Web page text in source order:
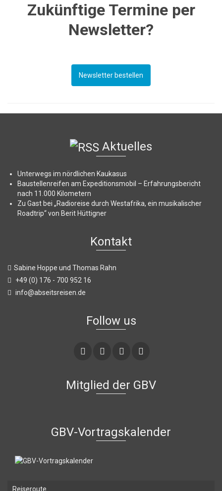
Zukünftige Termine per
Newsletter?
Newsletter bestellen
Aktuelles
Unterwegs im nördlichen Kaukasus
Baustellenreifen am Expeditionsmobil – Erfahrungsbericht
nach 11.000 Kilometern
Zu Gast bei „Radioreise durch Westafrika, ein musikalischer
Roadtrip“ von Berit Hüttigner
Kontakt
Sabine Hoppe und Thomas Rahn
+49 (0) 176 - 700 952 16
info@abseitsreisen.de
Follow us
Mitglied der GBV
GBV-Vortragskalender
Reiseroute